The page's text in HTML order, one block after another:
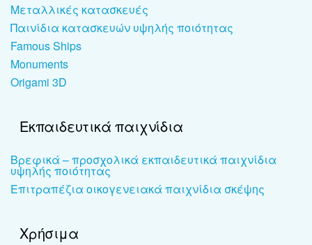
Μεταλλικές κατασκευές
Παινίδια κατασκευών υψηλής ποιότητας
Famous Ships
Monuments
Origami 3D
Εκπαιδευτικά παιχνίδια
Βρεφικά – προσχολικά εκπαιδευτικά παιχνίδια
υψηλής ποιότητας
Επιτραπέζια οικογενειακά παιχνίδια σκέψης
Χρήσιμα